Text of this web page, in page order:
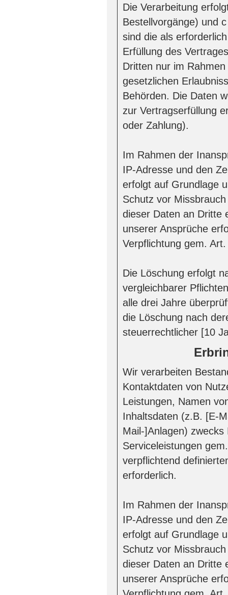
Die Verarbeitung
Bestellvorgänge) und
sind die als
Erfüllung des
Dritten nur im
gesetzlichen
Behörden. Die Daten
zur Vertragserfüllung
oder Zahlung).
Im Rahmen der
IP-Adresse und den
erfolgt auf Grundlage
Schutz vor
dieser Daten an Dritte
unserer Ansprüche
Verpflichtung gem.
Die Löschung erfolgt
vergleichbarer
alle drei Jahre
die Löschung nach
steuerrechtlicher [10
Wir verarbeiten
Kontaktdaten von
Leistungen, Namen
Inhaltsdaten (z.B. [E-
Mail-]Anlagen)
Serviceleistungen
verpflichtend
erforderlich.
Im Rahmen der
IP-Adresse und den
erfolgt auf Grundlage
Schutz vor
dieser Daten an Dritte
unserer Ansprüche